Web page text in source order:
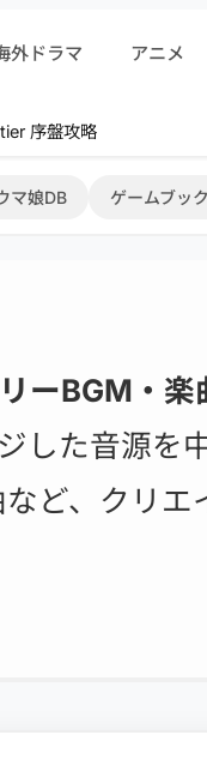
外ドラマ アニメ
序盤攻略
マ娘DB ゲームブック
ーBGM・楽
した音源を
ど、クリ